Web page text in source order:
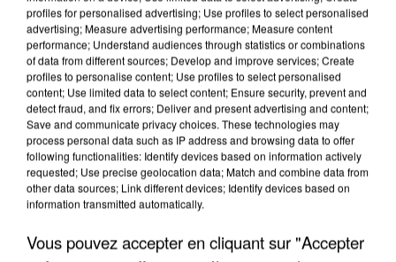
APRÈS TOUTES CES CANICULES, LES REFUGES
DE FAUNE SAUVAGE SONT...
profiles for personalised advertising; Use profiles to select personalised
advertising; Measure advertising performance; Measure content
performance; Understand audiences through statistics or combinations
of data from different sources; Develop and improve services; Create
profiles to personalise content; Use profiles to select personalised
content; Use limited data to select content; Ensure security, prevent and
detect fraud, and fix errors; Deliver and present advertising and content;
Save and communicate privacy choices. These technologies may
process personal data such as IP address and browsing data to offer
following functionalities: Identify devices based on information actively
requested; Use precise geolocation data; Match and combine data from
other data sources; Link different devices; Identify devices based on
information transmitted automatically.
Vous pouvez accepter en cliquant sur "Accepter